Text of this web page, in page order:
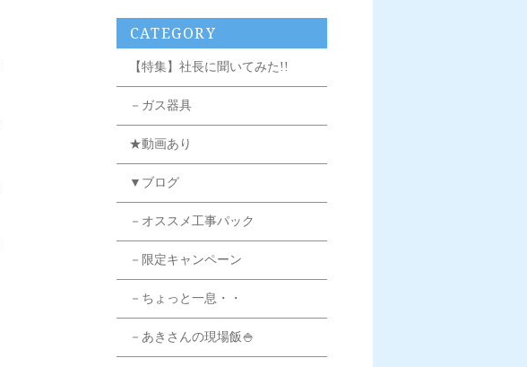
CATEGORY
【特集】社長に聞いてみた!!
－ガス器具
★動画あり
▼ブログ
－オススメ工事パック
－限定キャンペーン
－ちょっと一息・・
－あきさんの現場飯🍚